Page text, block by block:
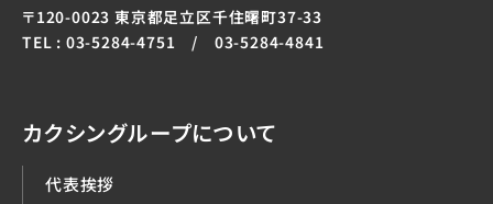
〒120-0023 東京都足立区千住曙町37-33
TEL : 03-5284-4751 / 03-5284-4841
カクシングループについて
代表挨拶